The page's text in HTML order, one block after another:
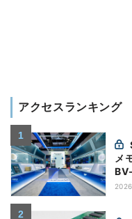
アクセスランキング
メ